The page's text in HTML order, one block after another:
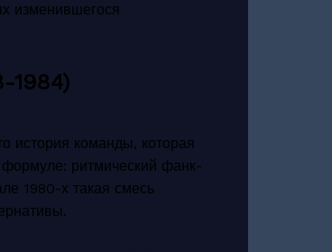
изменившегося
1984)
история команды, которая
ритмический фанк-
1980-х такая смесь